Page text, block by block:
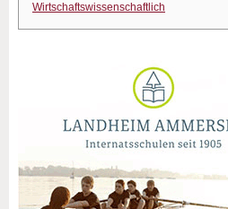
Wirtschaftswissenschaftlich